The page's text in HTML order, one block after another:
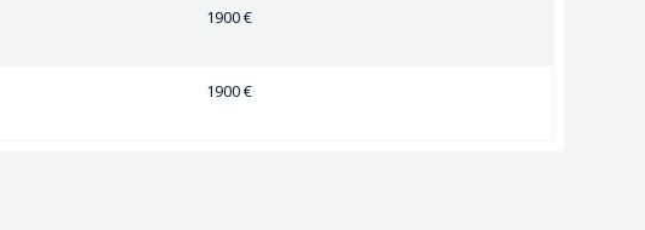
1900 €
1900 €